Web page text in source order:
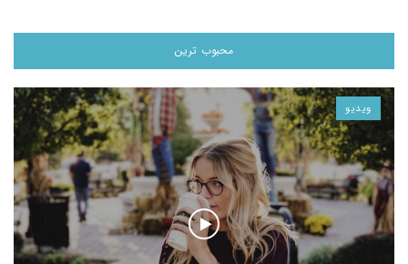
محبوب ترین
ویدیو